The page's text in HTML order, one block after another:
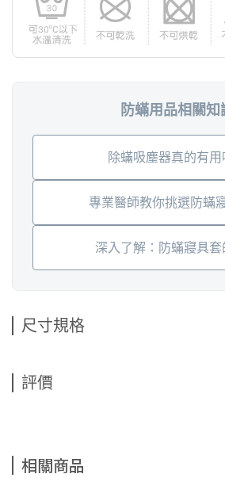
防蟎用品相關知
除蟎吸塵器真的有用
專業醫師教你挑選防蟎
深入了解：防蟎寢具套
尺寸規格
評價
相關商品